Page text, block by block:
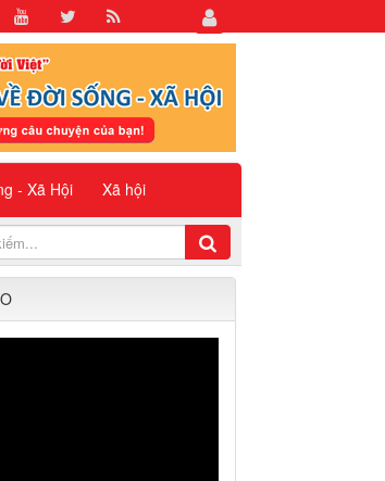
- Xã Hội Xã hội